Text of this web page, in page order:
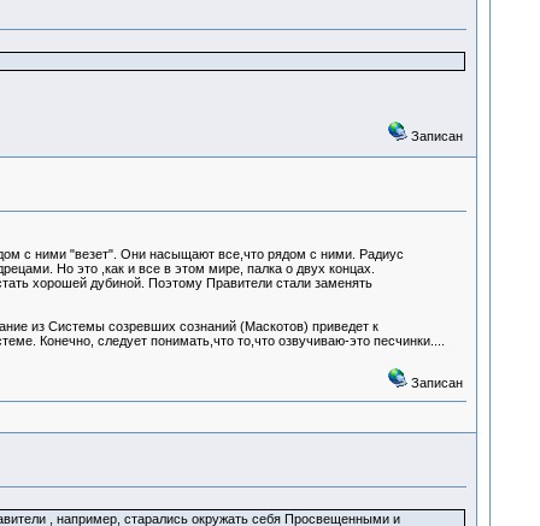
Записан
с ними "везет". Они насыщают все,что рядом с ними. Радиус
Но это ,как и все в этом мире, палка о двух концах.
хорошей дубиной. Поэтому Правители стали заменять
из Системы созревших сознаний (Маскотов) приведет к
Конечно, следует понимать,что то,что озвучиваю-это песчинки....
Записан
, например, старались окружать себя Просвещенными и